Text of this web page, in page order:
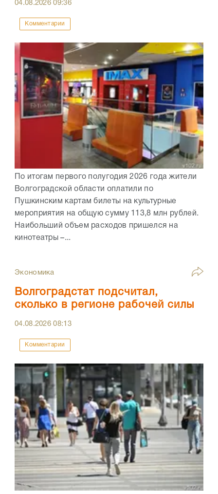
04.08.202609:36
Комментарии
По итогам первого полугодия 2026 года жители
Волгоградской области оплатили по
Пушкинским картам билеты на культурные
мероприятия на общую сумму 113,8 млн рублей.
Наибольший объем расходов пришелся на
кинотеатры –...
Экономика
Волгоградстат подсчитал,
сколько в регионе рабочей силы
04.08.202608:13
Комментарии